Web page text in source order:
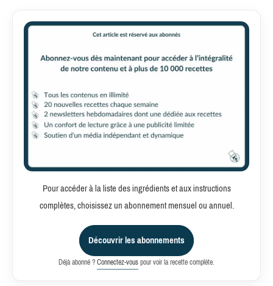
Pour accéder à la liste des ingrédients et aux instructions
complètes, choisissez un abonnement mensuel ou annuel.
Découvrir les abonnements
Déjà abonné ?Connectez-vouspour voir la recette complète.